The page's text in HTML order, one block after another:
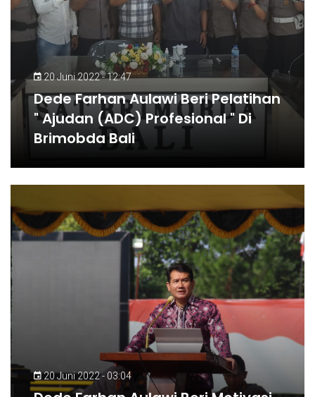
20 Juni 2022 - 12:47
Dede Farhan Aulawi Beri Pelatihan
" Ajudan (ADC) Profesional " Di
Brimobda Bali
20 Juni 2022 - 03:04